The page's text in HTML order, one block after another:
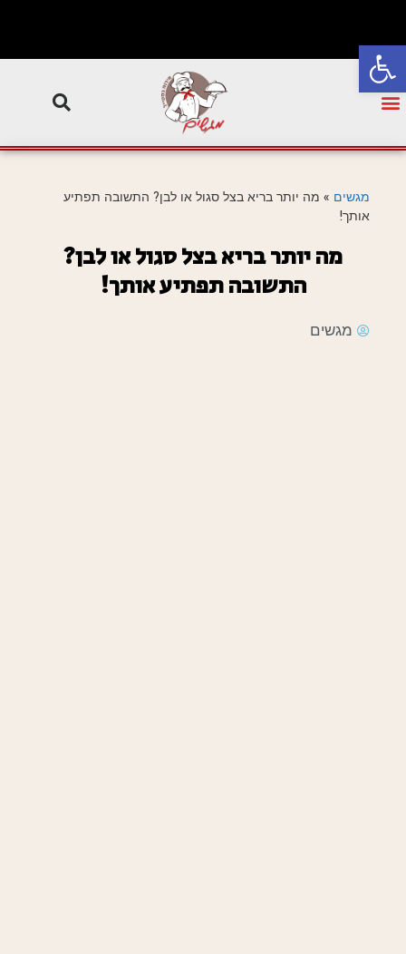
פתח סרגל נגישות
מגשים » מה יותר בריא בצל סגול או לבן? התשובה תפתיע
אותך!
מה יותר בריא בצל סגול או לבן?
התשובה תפתיע אותך!
מגשים